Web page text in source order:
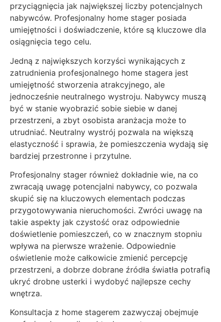
przyciągnięcia jak największej liczby potencjalnych
nabywców. Profesjonalny home stager posiada
umiejętności i doświadczenie, które są kluczowe dla
osiągnięcia tego celu.
Jedną z największych korzyści wynikających z
zatrudnienia profesjonalnego home stagera jest
umiejętność stworzenia atrakcyjnego, ale
jednocześnie neutralnego wystroju. Nabywcy muszą
być w stanie wyobrazić sobie siebie w danej
przestrzeni, a zbyt osobista aranżacja może to
utrudniać. Neutralny wystrój pozwala na większą
elastyczność i sprawia, że pomieszczenia wydają się
bardziej przestronne i przytulne.
Profesjonalny stager również dokładnie wie, na co
zwracają uwagę potencjalni nabywcy, co pozwala
skupić się na kluczowych elementach podczas
przygotowywania nieruchomości. Zwróci uwagę na
takie aspekty jak czystość oraz odpowiednie
doświetlenie pomieszczeń, co w znacznym stopniu
wpływa na pierwsze wrażenie. Odpowiednie
oświetlenie może całkowicie zmienić percepcję
przestrzeni, a dobrze dobrane źródła światła potrafią
ukryć drobne usterki i wydobyć najlepsze cechy
wnętrza.
Konsultacja z home stagerem zazwyczaj obejmuje